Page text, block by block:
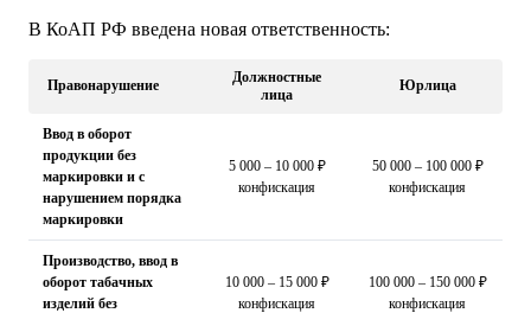
В КоАП РФ введена новая ответственность:
Правонарушение
Должностные
лица
Юрлица
Ввод в оборот
продукции без
маркировки и с
нарушением порядка
маркировки
5 000 – 10 000 ₽
конфискация
50 000 – 100 000 ₽
конфискация
Производство, ввод в
оборот табачных
изделий без
10 000 – 15 000 ₽
конфискация
100 000 – 150 000 ₽
конфискация